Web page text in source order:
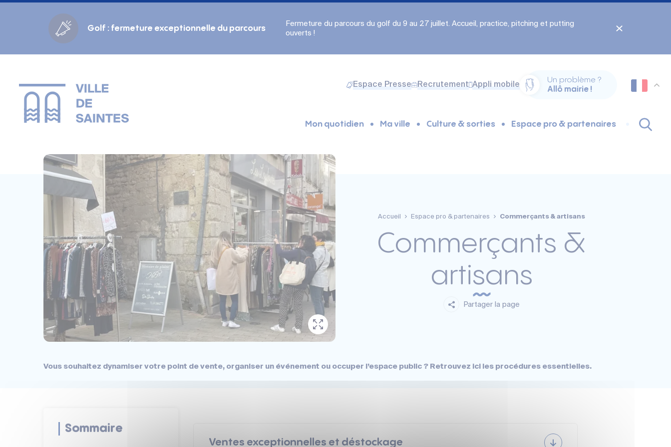
Golf : fermeture exceptionnelle du parcours
Fermeture du parcours du golf du 9 au 27 juillet. Accueil, practice, pitching et putting
ouverts !
Espace Presse Recrutement Appli mobile
Un problème ?
Allô mairie !
Mon quotidien Ma ville Culture & sorties Espace pro & partenaires
Accueil Espace pro & partenaires Commerçants & artisans
Commerçants &
artisans
Partager la page
Vous souhaitez dynamiser votre point de vente, organiser un événement ou occuper l’espace public ? Retrouvez ici les procédures essentielles.
Sommaire
Ventes exceptionnelles et déstockage
Police adaptée (dyslexie) :
Inactif
Actif
Interlignage :
Par défaut
Augmenté
Taille du texte :
Très petite
Petite Défaut Grande Très grande
Affichage des images & vidéos :
Masquées
Cookies management panel